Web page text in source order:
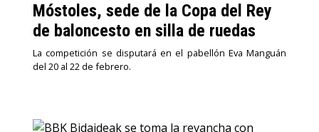
Móstoles, sede de la Copa del Rey
de baloncesto en silla de ruedas
La competición se disputará en el pabellón Eva Manguán
del 20 al 22 de febrero.